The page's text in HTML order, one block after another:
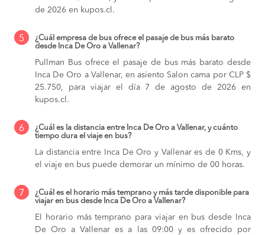
de 2026 en kupos.cl.
5
¿Cuál empresa de bus ofrece el pasaje de bus más barato
desde Inca De Oro a Vallenar?
Pullman Bus ofrece el pasaje de bus más barato desde
Inca De Oro a Vallenar, en asiento Salon cama por CLP $
25.750, para viajar el día 7 de agosto de 2026 en
kupos.cl.
6
¿Cuál es la distancia entre Inca De Oro a Vallenar, y cuánto
tiempo dura el viaje en bus?
La distancia entre Inca De Oro y Vallenar es de 0 Kms, y
el viaje en bus puede demorar un mínimo de 00 horas.
7
¿Cuál es el horario más temprano y más tarde disponible para
viajar en bus desde Inca De Oro a Vallenar?
El horario más temprano para viajar en bus desde Inca
De Oro a Vallenar es a las 09:00 y es ofrecido por